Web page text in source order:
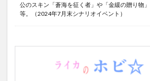
公のスキン「蒼海を征く者」や「金緩の贈り物
等。（2024年7月末シナリオイベント）